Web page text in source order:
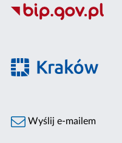
Wyślij e-mailem